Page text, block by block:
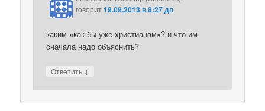
говорит19.09.2013 в 8:27 дп:
каким «как бы уже христианам»? и что им
сначала надо объяснить?
Ответить ↓